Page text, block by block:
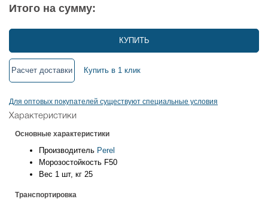
Итого на сумму:
КУПИТЬ
Расчет доставки Купить в 1 клик
Для оптовых покупателей существуют специальные условия
Характеристики
Основные характеристики
Производитель Perel
Морозостойкость F50
Вес 1 шт, кг 25
Транспортировка